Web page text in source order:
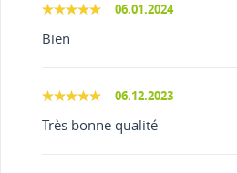
06.01.2024
Bien
06.12.2023
Très bonne qualité